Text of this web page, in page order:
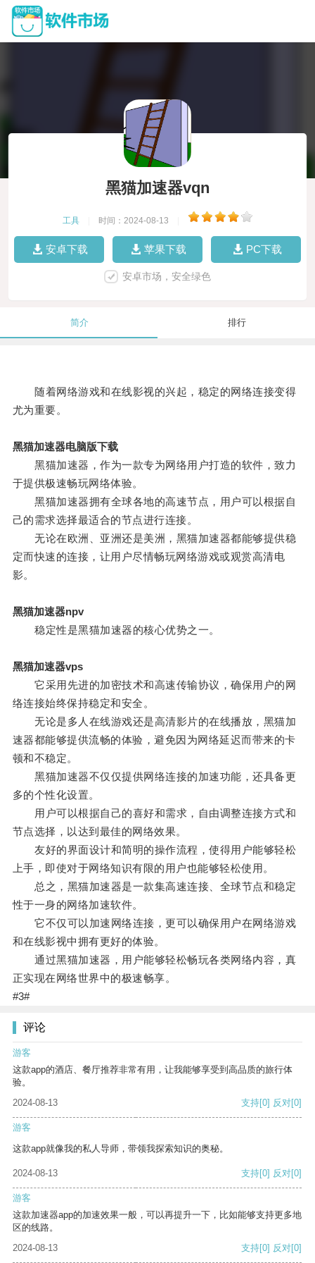
黑猫加速器vqn
工具 时间：2024-08-13
安卓下载 苹果下载 PC下载
安卓市场，安全绿色
简介 排行
随着网络游戏和在线影视的兴起，稳定的网络连接变得
尤为重要。
黑猫加速器电脑版下载
黑猫加速器，作为一款专为网络用户打造的软件，致力
于提供极速畅玩网络体验。
黑猫加速器拥有全球各地的高速节点，用户可以根据自
己的需求选择最适合的节点进行连接。
无论在欧洲、亚洲还是美洲，黑猫加速器都能够提供稳
定而快速的连接，让用户尽情畅玩网络游戏或观赏高清电
影。
黑猫加速器npv
稳定性是黑猫加速器的核心优势之一。
黑猫加速器vps
它采用先进的加密技术和高速传输协议，确保用户的网
络连接始终保持稳定和安全。
无论是多人在线游戏还是高清影片的在线播放，黑猫加
速器都能够提供流畅的体验，避免因为网络延迟而带来的卡
顿和不稳定。
黑猫加速器不仅仅提供网络连接的加速功能，还具备更
多的个性化设置。
用户可以根据自己的喜好和需求，自由调整连接方式和
节点选择，以达到最佳的网络效果。
友好的界面设计和简明的操作流程，使得用户能够轻松
上手，即使对于网络知识有限的用户也能够轻松使用。
总之，黑猫加速器是一款集高速连接、全球节点和稳定
性于一身的网络加速软件。
它不仅可以加速网络连接，更可以确保用户在网络游戏
和在线影视中拥有更好的体验。
通过黑猫加速器，用户能够轻松畅玩各类网络内容，真
正实现在网络世界中的极速畅享。
#3#
评论
游客
这款app的酒店、餐厅推荐非常有用，让我能够享受到高品质的旅行体
验。
2024-08-13
支持[0] 反对[0]
游客
这款app就像我的私人导师，带领我探索知识的奥秘。
2024-08-13 支持[0] 反对[0]
游客
这款加速器app的加速效果一般，可以再提升一下，比如能够支持更多地
区的线路。
2024-08-13
支持[0] 反对[0]